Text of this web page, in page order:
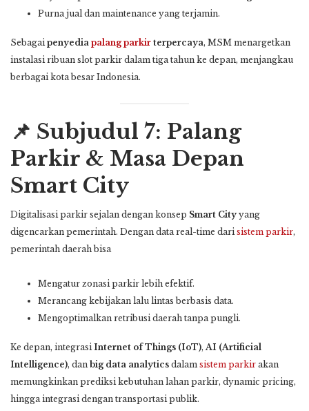
Purna jual dan maintenance yang terjamin.
Sebagaipenyedia palang parkir terpercaya, MSM menargetkan
instalasi ribuan slot parkir dalam tiga tahun ke depan, menjangkau
berbagai kota besar Indonesia.
📌 Subjudul 7: Palang
Parkir & Masa Depan
Smart City
Digitalisasi parkir sejalan dengan konsep Smart City yang
digencarkan pemerintah. Dengan data real-time darisistem parkir,
pemerintah daerah bisa
Mengatur zonasi parkir lebih efektif.
Merancang kebijakan lalu lintas berbasis data.
Mengoptimalkan retribusi daerah tanpa pungli.
Ke depan, integrasiInternet of Things (IoT),AI (Artificial
Intelligence), dan big data analytics dalam sistem parkir akan
memungkinkan prediksi kebutuhan lahan parkir, dynamic pricing,
hingga integrasi dengan transportasi publik.